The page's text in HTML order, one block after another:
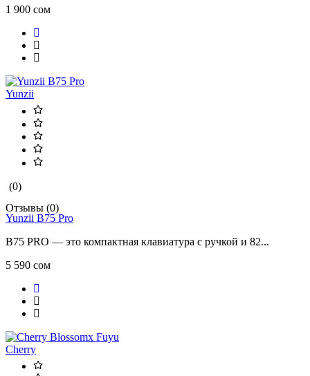
1 900 сом
Yunzii
(0)
Отзывы (0)
Yunzii B75 Pro
B75 PRO — это компактная клавиатура с ручкой и 82...
5 590 сом
Cherry